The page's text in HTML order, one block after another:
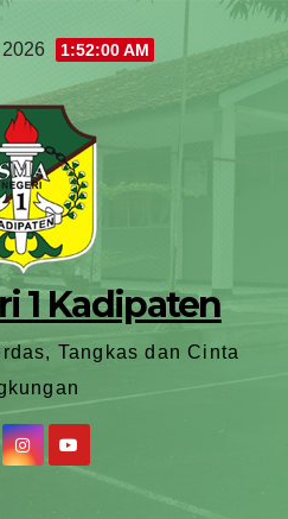
1:52:02 AM
1 Kadipaten
Tangkas dan Cinta